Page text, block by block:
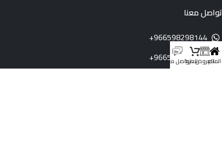
تواصل معنا
966598298144+
966598298144+المتجرالعروضالعربةتواصل معنا